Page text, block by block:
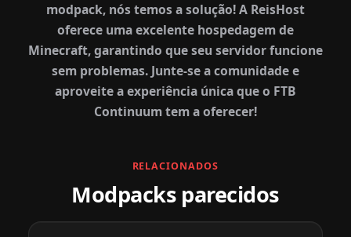
modpack, nós temos a solução! A ReisHost
oferece uma excelente hospedagem de
Minecraft, garantindo que seu servidor funcione
sem problemas. Junte-se a comunidade e
aproveite a experiência única que o FTB
Continuum tem a oferecer!
RELACIONADOS
Modpacks parecidos